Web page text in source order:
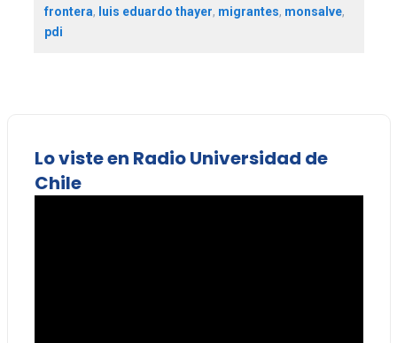
frontera, luis eduardo thayer, migrantes, monsalve,
pdi
Lo viste en Radio Universidad de
Chile